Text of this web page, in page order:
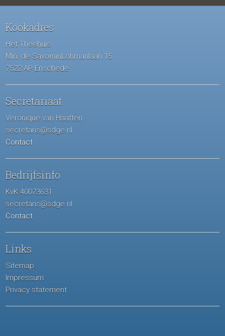
Kookadres
Het Theehuis
Min. de SavorninLohmanlaan 15
7522 AP Enschede
Secretariaat
Veronique van Haaften
secretaris@sdge.nl
Contact
Bedrijfsinfo
KvK 40073631
secretaris@sdge.nl
Contact
Links
Sitemap
Impressum
Privacy statement